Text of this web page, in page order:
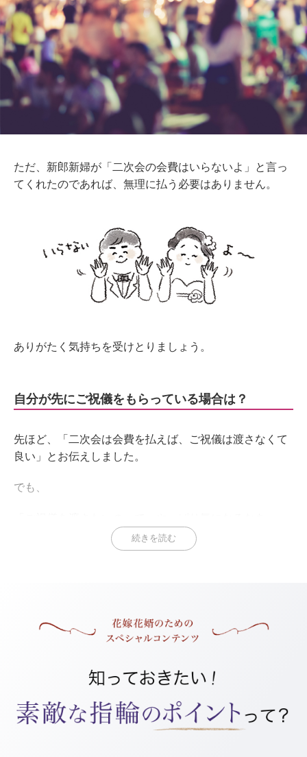
ただ、新郎新婦が「二次会の会費はいらないよ」と言っ
てくれたのであれば、無理に払う必要はありません。
ありがたく気持ちを受けとりましょう。
自分が先にご祝儀をもらっている場合は？
続きを読む
先ほど、「二次会は会費を払えば、ご祝儀は渡さなくて
良い」とお伝えしました。
でも、